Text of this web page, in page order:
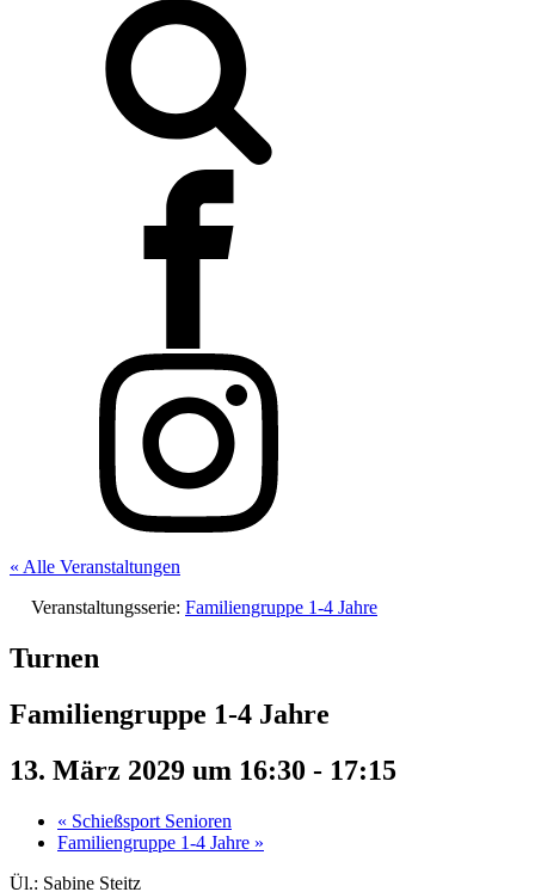
« Alle Veranstaltungen
Veranstaltungsserie: Familiengruppe 1-4 Jahre
Turnen
Familiengruppe 1-4 Jahre
13. März 2029 um 16:30 - 17:15
« Schießsport Senioren
Familiengruppe 1-4 Jahre »
Ül.: Sabine Steitz